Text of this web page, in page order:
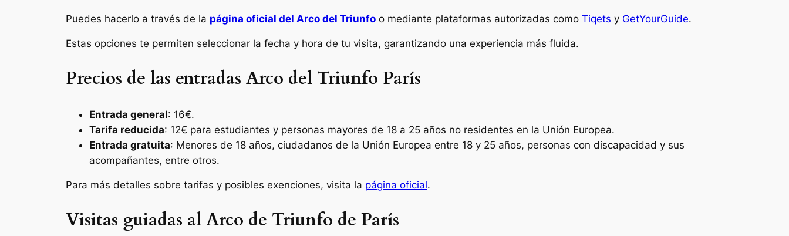
Puedes hacerlo a través de la página oficial del Arco del Triunfo o mediante plataformas autorizadas como Tiqets y GetYourGuide.
Estas opciones te permiten seleccionar la fecha y hora de tu visita, garantizando una experiencia más fluida.
Precios de las entradas Arco del Triunfo París
Entrada general: 16€.
Tarifa reducida: 12€ para estudiantes y personas mayores de 18 a 25 años no residentes en la Unión Europea.
Entrada gratuita: Menores de 18 años, ciudadanos de la Unión Europea entre 18 y 25 años, personas con discapacidad y sus
acompañantes, entre otros.
Para más detalles sobre tarifas y posibles exenciones, visita la página oficial.
Visitas guiadas al Arco de Triunfo de París